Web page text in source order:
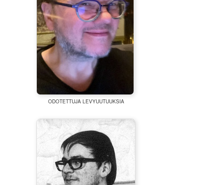
ODOTETTUJA LEVYUUTUUKSIA